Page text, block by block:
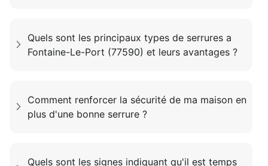
Quels sont les principaux types de serrures a
Fontaine-Le-Port (77590) et leurs avantages ?
Comment renforcer la sécurité de ma maison en
plus d'une bonne serrure ?
Quels sont les signes indiquant qu'il est temps